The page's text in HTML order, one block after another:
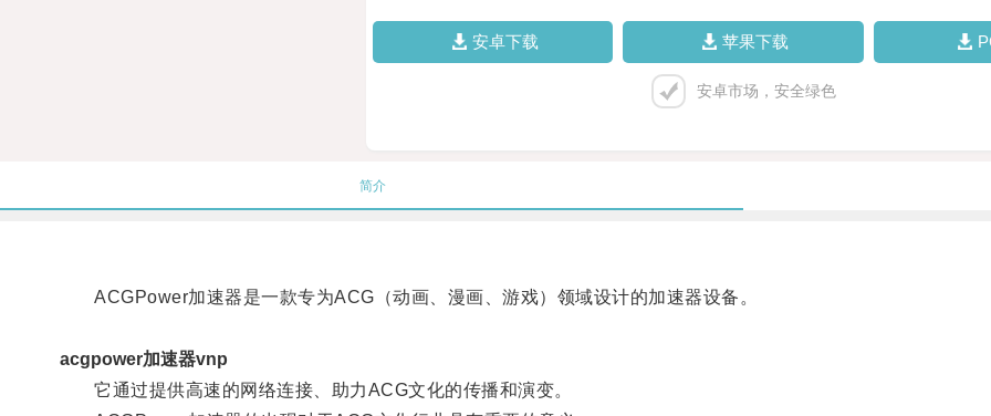
安卓下载 苹果下载
安卓市场，安全绿色
简介
ACGPower加速器是一款专为ACG（动画、漫画、游戏）领域设计的加速器设备。
acgpower加速器vnp
它通过提供高速的网络连接、助力ACG文化的传播和演变。